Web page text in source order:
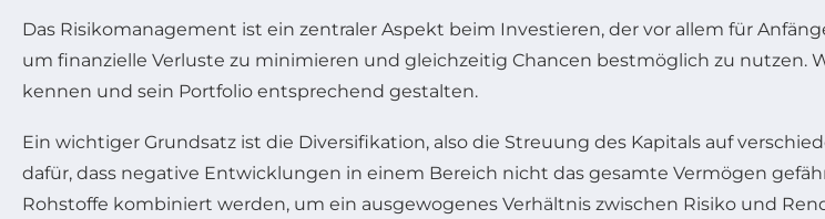
Das Risikomanagement ist ein zentraler Aspekt beim Investieren, der vor allem für
um finanzielle Verluste zu minimieren und gleichzeitig Chancen bestmöglich zu nutzen.
kennen und sein Portfolio entsprechend gestalten.
Ein wichtiger Grundsatz ist die Diversifikation, also die Streuung des Kapitals auf
dafür, dass negative Entwicklungen in einem Bereich nicht das gesamte Vermögen
Rohstoffe kombiniert werden, um ein ausgewogenes Verhältnis zwischen Risiko und